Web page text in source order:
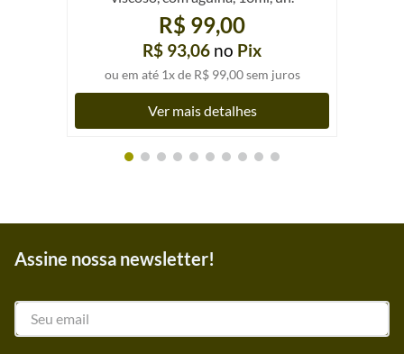
R$ 99,00
R$ 93,06 no Pix
ou em até 1x de R$ 99,00sem juros
Ver mais detalhes
Assine nossa newsletter!